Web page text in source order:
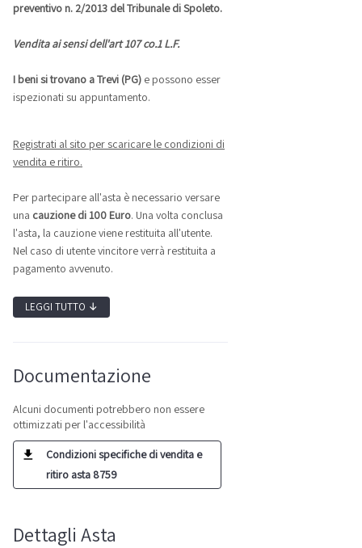
preventivo n. 2/2013 del Tribunale di Spoleto.
Vendita ai sensi dell'art 107 co.1 L.F.
I beni si trovano aTrevi (PG) e possono esser
ispezionati su appuntamento.
Registrati al sito per scaricare le condizioni di
vendita e ritiro.
Per partecipare all'asta è necessario versare
una cauzione di 100 Euro. Una volta conclusa
l'asta, la cauzione viene restituita all'utente.
Nel caso di utente vincitore verrà restituita a
pagamento avvenuto.
LEGGI TUTTO ↓
Documentazione
Alcuni documenti potrebbero non essere
ottimizzati per l'accessibilità
Condizioni specifiche di vendita e
ritiro asta 8759
Dettagli Asta